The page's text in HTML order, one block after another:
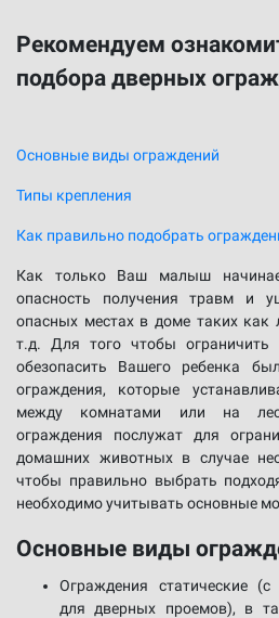
Рекомендуем
подбора дверных
Основные виды ограждений
Типы крепления
Как правильно подобрать
Как только Ваш малыш
опасность получения травм и
опасных местах в доме таких как
т.д. Для того чтобы
обезопасить Вашего ребенка
ограждения, которые
между комнатами или на
ограждения послужат для
домашних животных в случае
чтобы правильно выбрать
необходимо учитывать основные
Основные виды
Ограждения статические
для дверных проемов), в